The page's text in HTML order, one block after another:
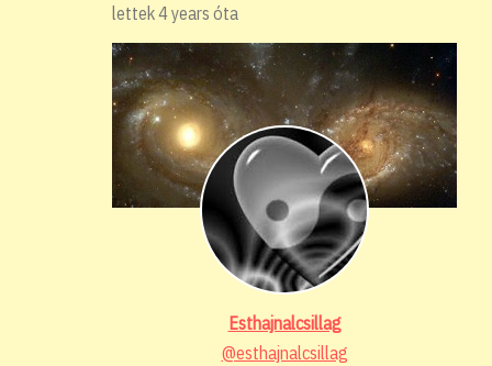
lettek4 years óta
Esthajnalcsillag
@esthajnalcsillag